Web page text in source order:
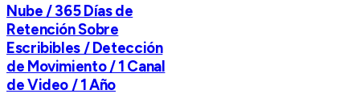
Nube / 365 Días de
Retención Sobre
Escribibles / Detección
de Movimiento / 1 Canal
de Video / 1 Año